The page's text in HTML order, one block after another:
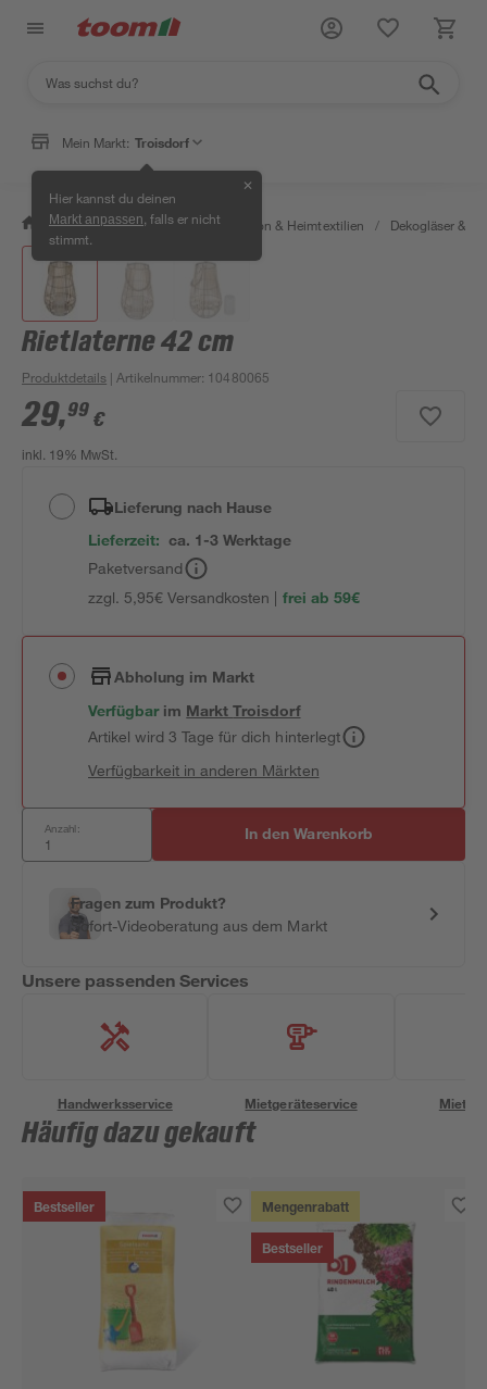
Mein Markt: Troisdorf
Hier kannst du deinen
Markt anpassen , falls er nicht
stimmt.
✕
/ Wohnen & Haushalt / Dekoration & Heimtextilien / Dekogläser &
Rietlaterne 42 cm
Produktdetails | Artikelnummer: 10480065
29,99 €
inkl. 19% MwSt.
Lieferung nach Hause
Lieferzeit: ca. 1-3 Werktage
Paketversand
zzgl. 5,95€ Versandkosten | frei ab 59€
Abholung im Markt
Verfügbar im MarktTroisdorf
Artikel wird 3 Tage für dich hinterlegt
Verfügbarkeit in anderen Märkten
Anzahl: In den Warenkorb
Fragen zum Produkt?
Sofort-Videoberatung aus dem Markt
Unsere passenden Services
Handwerksservice Mietgeräteservice
Häufig dazu gekauft
Bestseller Mengenrabatt
Bestseller